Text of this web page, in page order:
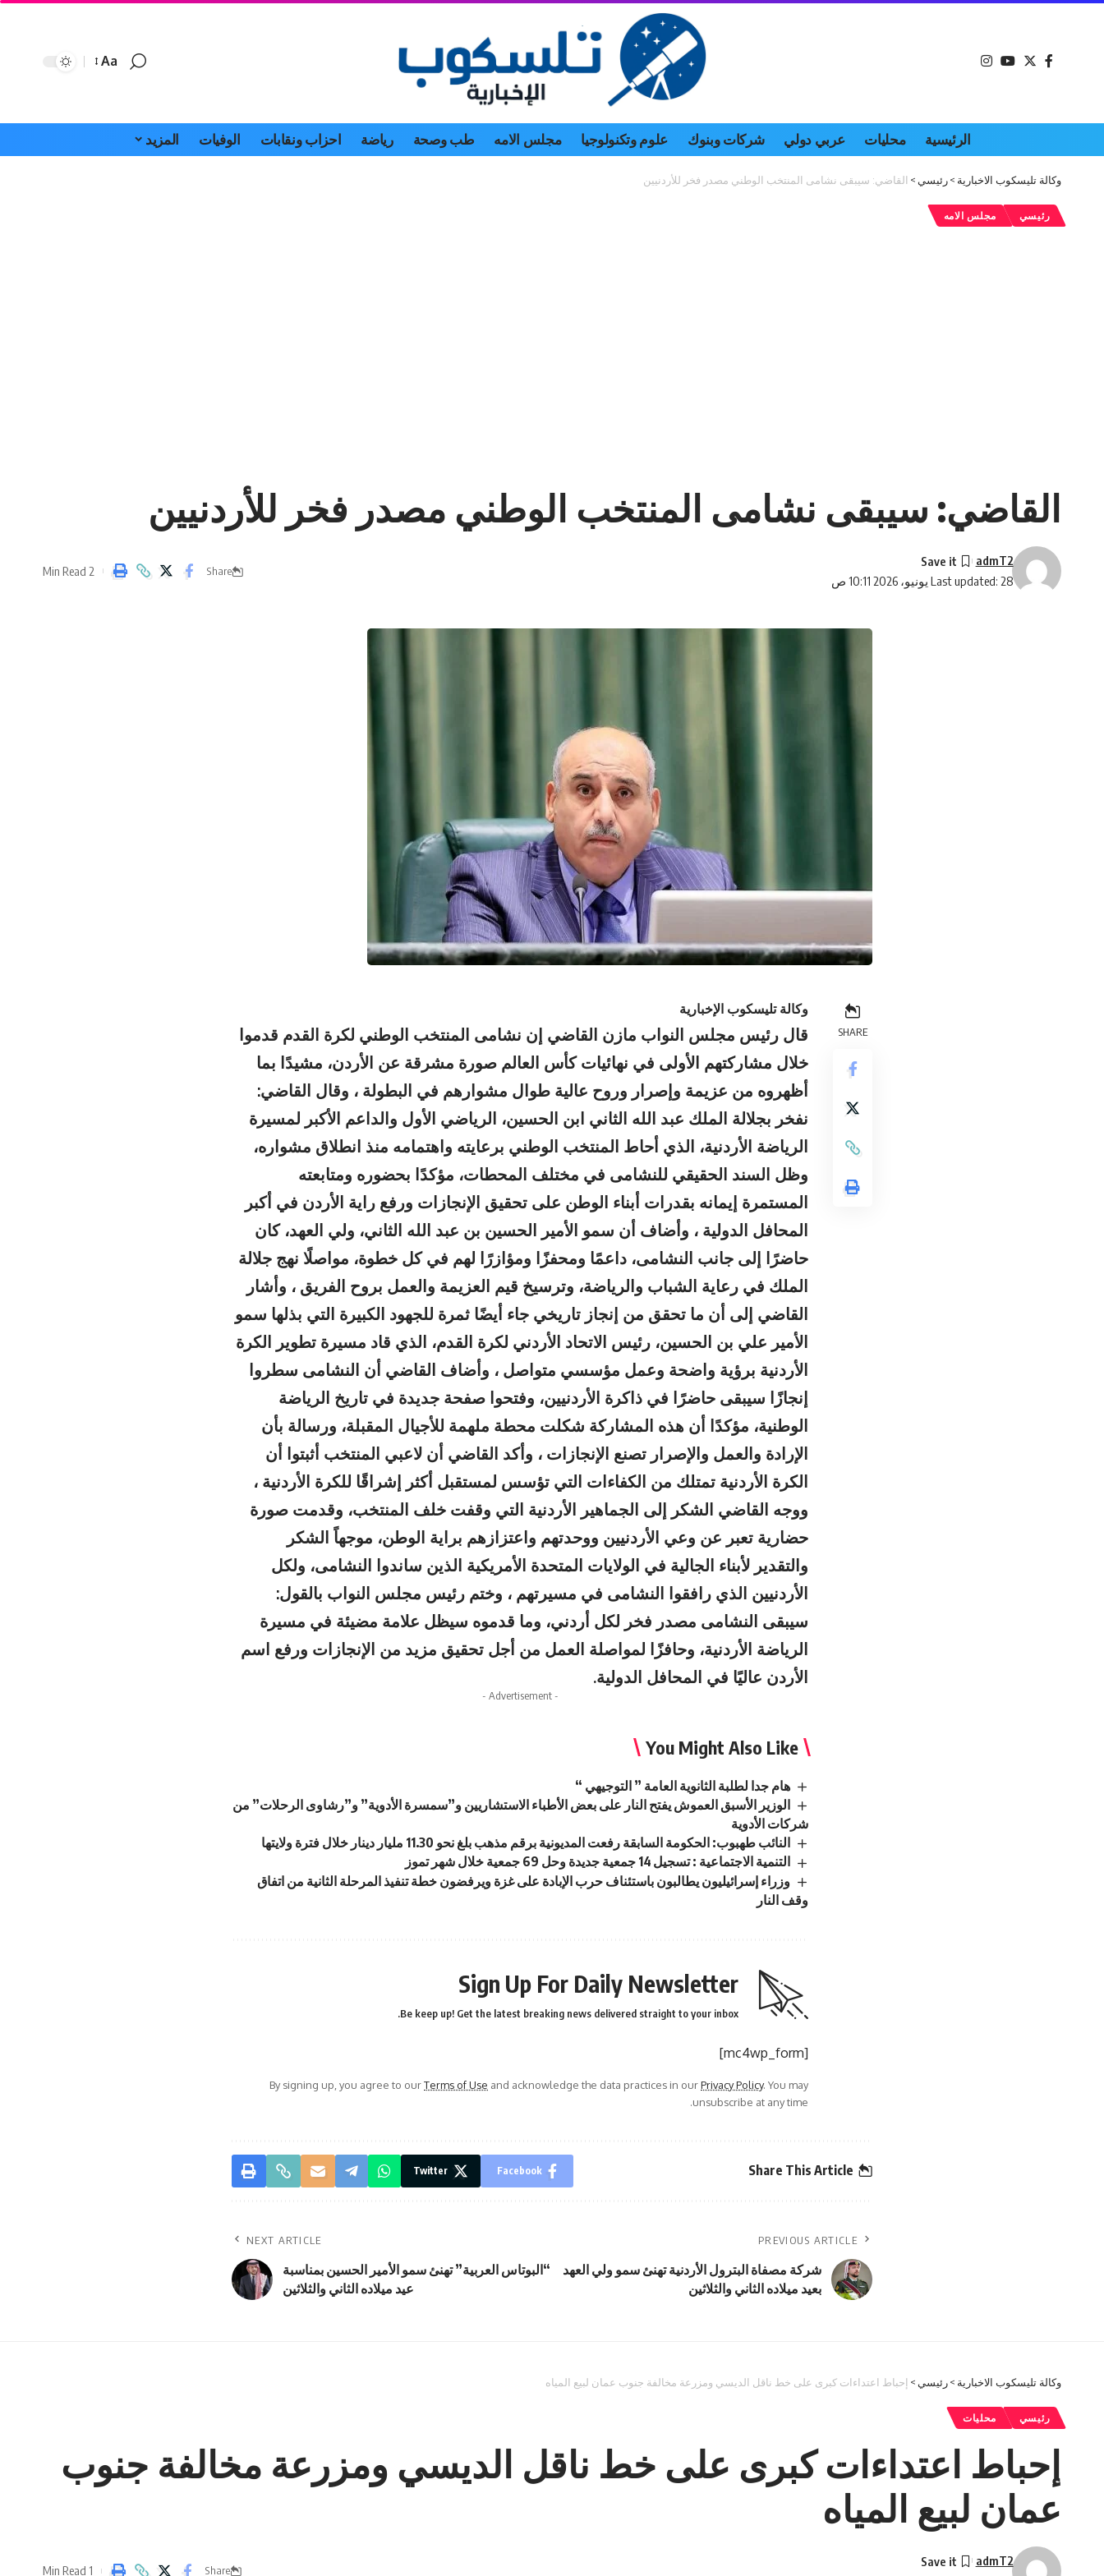
Font
Aa
الرئيسية محليات عربي دولي شركات وبنوك علوم وتكنولوجيا مجلس الامه طب وصحة رياضة احزاب ونقابات الوفيات المزيد
وكالة تليسكوب الاخبارية >رئيسي > القاضي: سيبقى نشامى المنتخب الوطني مصدر فخر للأردنيين
رئيسي مجلس الامه
القاضي: سيبقى نشامى المنتخب الوطني مصدر فخر للأردنيين
Last updated: 28 يونيو، 2026 10:11 ص
admT2
Share
2 Min Read
SHARE
وكالة تليسكوب الإخبارية
قال رئيس مجلس النواب مازن القاضي إن نشامى المنتخب الوطني لكرة القدم قدموا
خلال مشاركتهم الأولى في نهائيات كأس العالم صورة مشرقة عن الأردن، مشيدًا بما
أظهروه من عزيمة وإصرار وروح عالية طوال مشوارهم في البطولة ، وقال القاضي:
نفخر بجلالة الملك عبد الله الثاني ابن الحسين، الرياضي الأول والداعم الأكبر لمسيرة
الرياضة الأردنية، الذي أحاط المنتخب الوطني برعايته واهتمامه منذ انطلاق مشواره،
وظل السند الحقيقي للنشامى في مختلف المحطات، مؤكدًا بحضوره ومتابعته
المستمرة إيمانه بقدرات أبناء الوطن على تحقيق الإنجازات ورفع راية الأردن في أكبر
المحافل الدولية ، وأضاف أن سمو الأمير الحسين بن عبد الله الثاني، ولي العهد، كان
حاضرًا إلى جانب النشامى، داعمًا ومحفزًا ومؤازرًا لهم في كل خطوة، مواصلًا نهج جلالة
الملك في رعاية الشباب والرياضة، وترسيخ قيم العزيمة والعمل بروح الفريق ، وأشار
القاضي إلى أن ما تحقق من إنجاز تاريخي جاء أيضًا ثمرة للجهود الكبيرة التي بذلها سمو
الأمير علي بن الحسين، رئيس الاتحاد الأردني لكرة القدم، الذي قاد مسيرة تطوير الكرة
الأردنية برؤية واضحة وعمل مؤسسي متواصل ، وأضاف القاضي أن النشامى سطروا
إنجازًا سيبقى حاضرًا في ذاكرة الأردنيين، وفتحوا صفحة جديدة في تاريخ الرياضة
الوطنية، مؤكدًا أن هذه المشاركة شكلت محطة ملهمة للأجيال المقبلة، ورسالة بأن
الإرادة والعمل والإصرار تصنع الإنجازات ، وأكد القاضي أن لاعبي المنتخب أثبتوا أن
الكرة الأردنية تمتلك من الكفاءات التي تؤسس لمستقبل أكثر إشراقًا للكرة الأردنية ،
ووجه القاضي الشكر إلى الجماهير الأردنية التي وقفت خلف المنتخب، وقدمت صورة
حضارية تعبر عن وعي الأردنيين ووحدتهم واعتزازهم براية الوطن، موجهاً الشكر
والتقدير لأبناء الجالية في الولايات المتحدة الأمريكية الذين ساندوا النشامى، ولكل
الأردنيين الذي رافقوا النشامى في مسيرتهم ، وختم رئيس مجلس النواب بالقول:
سيبقى النشامى مصدر فخر لكل أردني، وما قدموه سيظل علامة مضيئة في مسيرة
الرياضة الأردنية، وحافزًا لمواصلة العمل من أجل تحقيق مزيد من الإنجازات ورفع اسم
الأردن عاليًا في المحافل الدولية.
- Advertisement -
You Might Also Like
هام جدا لطلبة الثانوية العامة ” التوجيهي “
الوزير الأسبق العموش يفتح النار على بعض الأطباء الاستشاريين و”سمسرة الأدوية” و”رشاوى الرحلات” من
شركات الأدوية
النائب طهبوب: الحكومة السابقة رفعت المديونية برقم مذهب بلغ نحو 11.30 مليار دينار خلال فترة ولايتها
التنمية الاجتماعية : تسجيل 14 جمعية جديدة وحل 69 جمعية خلال شهر تموز
وزراء إسرائيليون يطالبون باستئناف حرب الإبادة على غزة ويرفضون خطة تنفيذ المرحلة الثانية من اتفاق
وقف النار
Sign Up For Daily Newsletter
Be keep up! Get the latest breaking news delivered straight to your inbox.
[mc4wp_form]
By signing up, you agree to ourTerms of Use and acknowledge the data practices in ourPrivacy Policy. You may
unsubscribe at any time.
Share This Article
Facebook
Twitter
PREVIOUS ARTICLE
شركة مصفاة البترول الأردنية تهنئ سمو ولي العهد
بعيد ميلاده الثاني والثلاثين
NEXT ARTICLE
“البوتاس العربية” تهنئ سمو الأمير الحسين بمناسبة
عيد ميلاده الثاني والثلاثين
وكالة تليسكوب الاخبارية >رئيسي > إحباط اعتداءات كبرى على خط ناقل الديسي ومزرعة مخالفة جنوب عمان لبيع المياه
رئيسي محليات
إحباط اعتداءات كبرى على خط ناقل الديسي ومزرعة مخالفة جنوب
عمان لبيع المياه
admT2
Share
1 Min Read